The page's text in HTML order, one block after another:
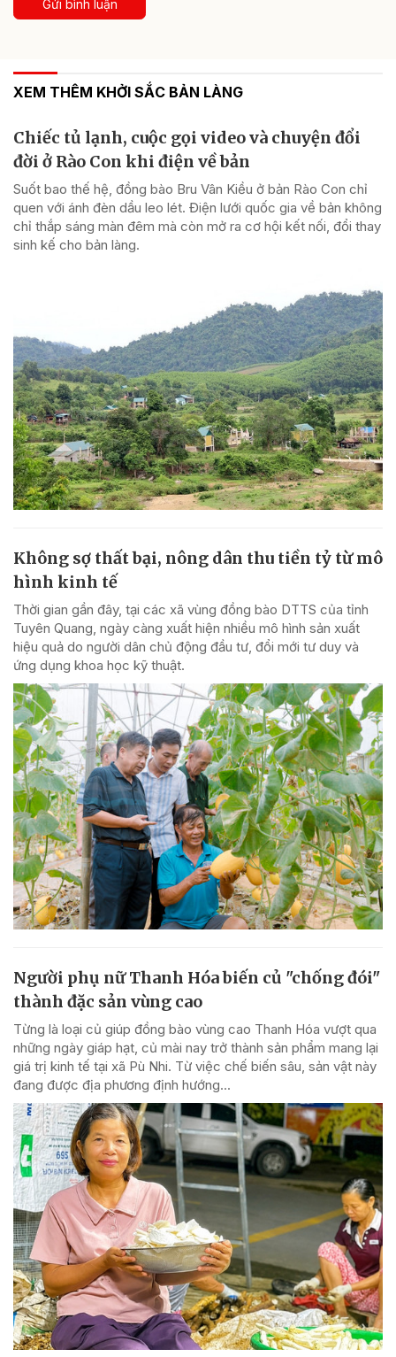
Gửi bình luận
XEM THÊM KHỞI SẮC BẢN LÀNG
Chiếc tủ lạnh, cuộc gọi video và chuyện đổi
đời ở Rào Con khi điện về bản
Suốt bao thế hệ, đồng bào Bru Vân Kiều ở bản Rào Con chỉ
quen với ánh đèn dầu leo lét. Điện lưới quốc gia về bản không
chỉ thắp sáng màn đêm mà còn mở ra cơ hội kết nối, đổi thay
sinh kế cho bản làng.
Không sợ thất bại, nông dân thu tiền tỷ từ mô
hình kinh tế
Thời gian gần đây, tại các xã vùng đồng bào DTTS của tỉnh
Tuyên Quang, ngày càng xuất hiện nhiều mô hình sản xuất
hiệu quả do người dân chủ động đầu tư, đổi mới tư duy và
ứng dụng khoa học kỹ thuật.
Người phụ nữ Thanh Hóa biến củ "chống đói"
thành đặc sản vùng cao
Từng là loại củ giúp đồng bào vùng cao Thanh Hóa vượt qua
những ngày giáp hạt, củ mài nay trở thành sản phẩm mang lại
giá trị kinh tế tại xã Pù Nhi. Từ việc chế biến sâu, sản vật này
đang được địa phương định hướng...